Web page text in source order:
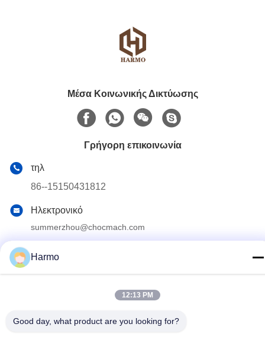
Μέσα Κοινωνικής Δικτύωσης
Γρήγορη επικοινωνία
τηλ
86--15150431812
Ηλεκτρονικό
summerzhou@chocmach.com
Γουζόνγκ, πόλη Σουζόου, επαρχία Τζιανγκσού, Κίνα
Harmo
12:13 PM
Good day, what product are you looking for?